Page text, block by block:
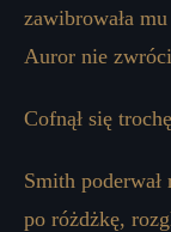
zawibrowała
Auror nie
Cofnął się
Smith poderwał
po różdżkę,